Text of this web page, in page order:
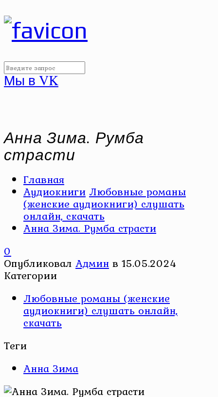
Мы в VK
Анна Зима. Румба
страсти
Главная
Аудиокниги Любовные романы
(женские аудиокниги) слушать
онлайн, скачать
Анна Зима. Румба страсти
0
Опубликовал Админ в 15.05.2024
Категории
Любовные романы (женские
аудиокниги) слушать онлайн,
скачать
Теги
Анна Зима